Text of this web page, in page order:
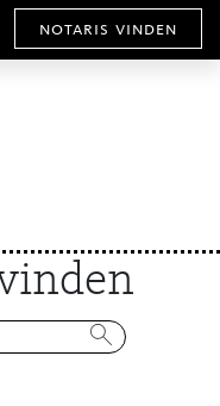
notaris vinden